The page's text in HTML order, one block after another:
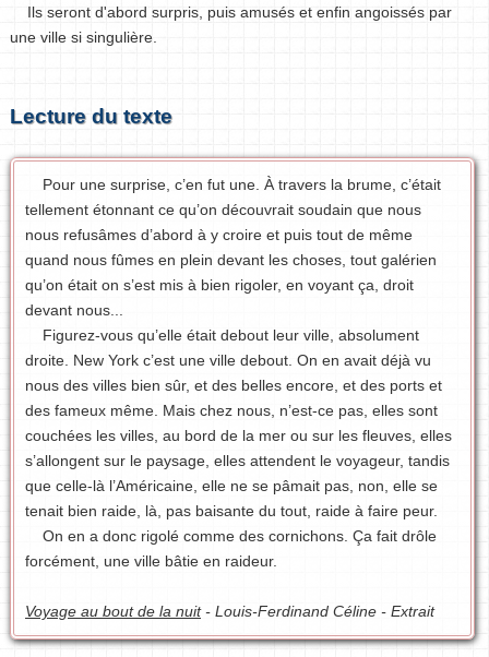
Ils seront d'abord surpris, puis amusés et enfin angoissés par
une ville si singulière.
Lecture du texte
Pour une surprise, c’en fut une. À travers la brume, c’était
tellement étonnant ce qu’on découvrait soudain que nous
nous refusâmes d’abord à y croire et puis tout de même
quand nous fûmes en plein devant les choses, tout galérien
qu’on était on s’est mis à bien rigoler, en voyant ça, droit
devant nous...
Figurez-vous qu’elle était debout leur ville, absolument
droite. New York c’est une ville debout. On en avait déjà vu
nous des villes bien sûr, et des belles encore, et des ports et
des fameux même. Mais chez nous, n’est-ce pas, elles sont
couchées les villes, au bord de la mer ou sur les fleuves, elles
s’allongent sur le paysage, elles attendent le voyageur, tandis
que celle-là l’Américaine, elle ne se pâmait pas, non, elle se
tenait bien raide, là, pas baisante du tout, raide à faire peur.
On en a donc rigolé comme des cornichons. Ça fait drôle
forcément, une ville bâtie en raideur.
Voyage au bout de la nuit- Louis-Ferdinand Céline - Extrait